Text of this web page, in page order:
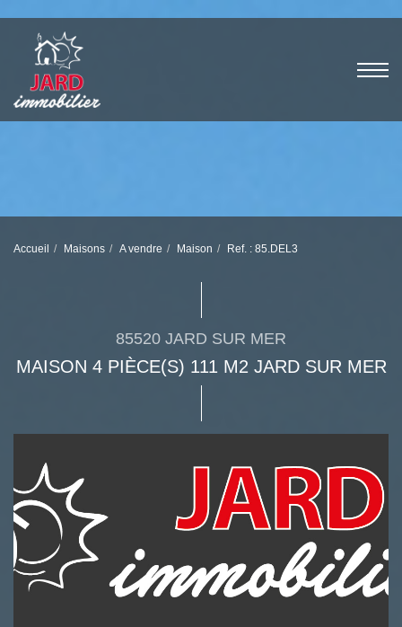
Accueil Maisons A vendre Maison Ref. : 85.DEL3
85520 JARD SUR MER
MAISON 4 PIÈCE(S) 111 M2 JARD SUR MER